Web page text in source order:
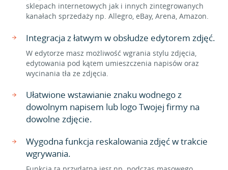
sklepach internetowych jak i innych zintegrowanych
kanałach sprzedaży np. Allegro, eBay, Arena, Amazon.
Integracja z łatwym w obsłudze edytorem zdjęć.
W edytorze masz możliwość wgrania stylu zdjęcia,
edytowania pod kątem umieszczenia napisów oraz
wycinania tła ze zdjęcia.
Ułatwione wstawianie znaku wodnego z
dowolnym napisem lub logo Twojej firmy na
dowolne zdjęcie.
Wygodna funkcja reskalowania zdjęć w trakcie
wgrywania.